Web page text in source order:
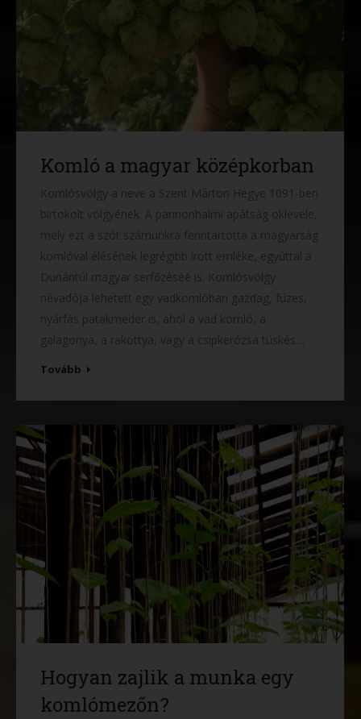
Komló a magyar középkorban
Komlósvölgy a neve a Szent Márton Hegye 1091-ben
birtokolt völgyének. A pannonhalmi apátság oklevele,
mely ezt a szót számunkra fenntartotta a magyarság
komlóval élésének legrégibb írott emléke, egyúttal a
Dunántúl magyar serfőzéséé is. Komlósvölgy
névadója lehetett egy vadkomlóban gazdag, füzes,
nyárfás patakmeder is, ahol a vad komló, a
galagonya, a rakottya, vagy a csipkerózsa tüskés…
Tovább
Hogyan zajlik a munka egy
komlómezőn?